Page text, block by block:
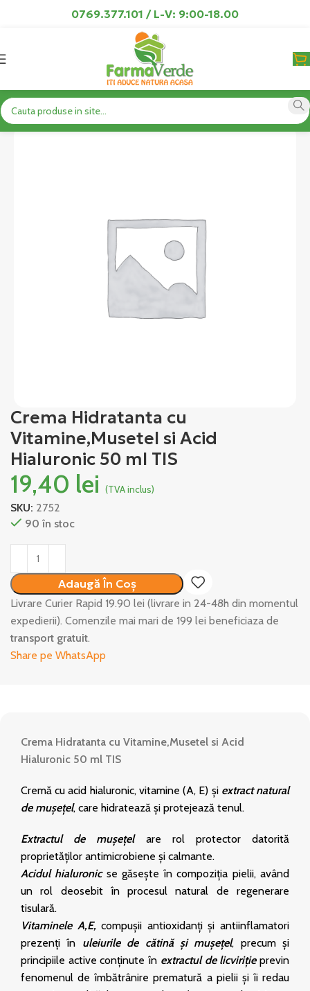
0769.377.101 / L-V: 9:00-18.00
Crema Hidratanta cu
Vitamine,Musetel si Acid
Hialuronic 50 ml TIS
19,40 lei (TVA inclus)
SKU: 2752
90 în stoc
Adaugă În Coș
Alternative:
Livrare Curier Rapid 19.90 lei (livrare in 24-48h din momentul
expedierii). Comenzile mai mari de 199 lei beneficiaza de
transport gratuit.
Share pe WhatsApp
Crema Hidratanta cu Vitamine,Musetel si Acid
Hialuronic 50 ml TIS
Cremă cu acid hialuronic, vitamine (A, E) şi extract natural
de mușețel, care hidratează și protejează tenul.
Extractul de mușețelare rol protector datorită
proprietăților antimicrobiene și calmante.
Acidul hialuronicse găseşte în compoziţia pielii, având
un rol deosebit în procesul natural de regenerare
tisulară.
Vitaminele A,E, compuşii antioxidanţi şi antiinflamatori
prezenţi în uleiurile de cătină şi muşeţel, precum şi
principiile active conţinute în extractul de licviriţieprevin
fenomenul de îmbătrânire prematură a pielii şi îi redau